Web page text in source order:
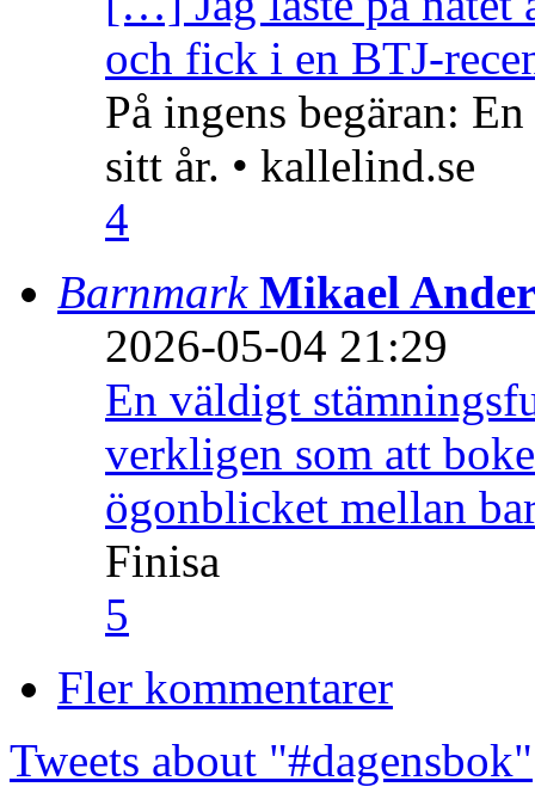
och fick i en BTJ-
På ingens begäran:
sitt år. • kallelind.se
4
Barnmark Mikael
2026-05-04 21:29
En väldigt
verkligen som att
ögonblicket mellan
Finisa
5
Fler kommentarer
Tweets about "#dagensbok"